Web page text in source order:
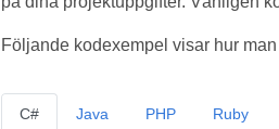
Följande kodexempel visar hur
C# Java PHP Ruby